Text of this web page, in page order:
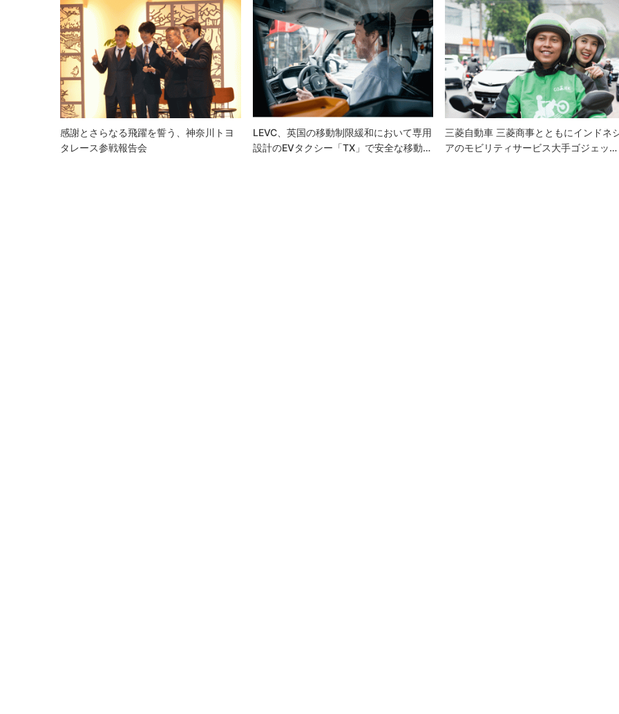
ゲ
ー
シ
ョ
ン
感謝とさらなる飛躍を誓う、神奈川トヨ
タレース参戦報告会
LEVC、英国の移動制限緩和において専用
設計のEVタクシー「TX」で安全な移動…
三菱自動車 三菱商事とともにインドネ
アのモビリティサービス大手ゴジェッ…